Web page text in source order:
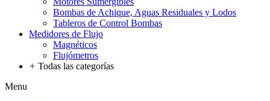
Bombas de Achique, Aguas Residuales y Lodos
Tableros de Control Bombas
Medidores de Flujo
Magnéticos
Flujómetros
+ Todas las categorías
Menu